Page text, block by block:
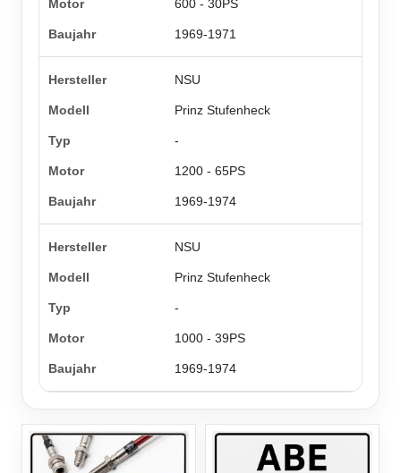
600 - 30PS
1969-1971
NSU
Prinz Stufenheck
-
1200 - 65PS
1969-1974
NSU
Prinz Stufenheck
-
1000 - 39PS
1969-1974